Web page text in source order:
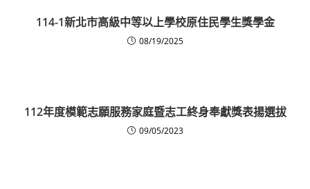
114-1新北市高級中等以上學校原住民學生獎學金
08/19/2025
112年度模範志願服務家庭暨志工終身奉獻獎表揚選拔
09/05/2023